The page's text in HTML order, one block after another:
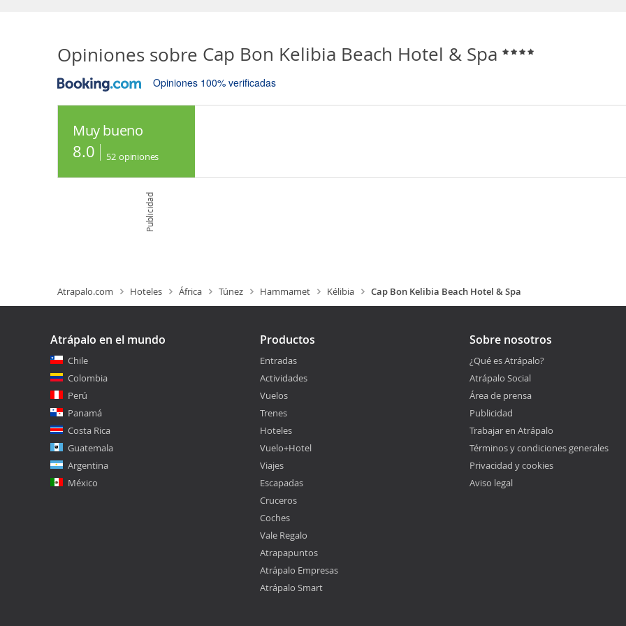
Opiniones sobre Cap Bon Kelibia Beach Hotel & Spa
Opiniones 100% verificadas
Muy bueno
8.0 52 opiniones
Publicidad
Atrapalo.com Hoteles África Túnez Hammamet Kélibia Cap Bon Kelibia Beach Hotel & Spa
Atrápalo en el mundo
Chile
Colombia
Perú
Panamá
Costa Rica
Guatemala
Argentina
México
Productos
Entradas
Actividades
Vuelos
Trenes
Hoteles
Vuelo+Hotel
Viajes
Escapadas
Cruceros
Coches
Vale Regalo
Atrapapuntos
Atrápalo Empresas
Atrápalo Smart
Sobre nosotros
¿Qué es Atrápalo?
Atrápalo Social
Área de prensa
Publicidad
Trabajar en Atrápalo
Términos y condiciones generales
Privacidad y cookies
Aviso legal